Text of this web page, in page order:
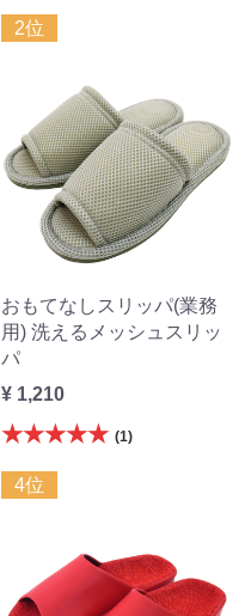
2位
おもてなしスリッパ(業務
用) 洗えるメッシュスリッ
パ
¥ 1,210
★★★★★ (1)
4位